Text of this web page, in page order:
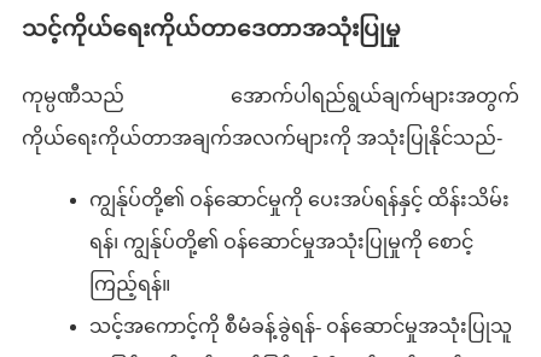
သင့်ကိုယ်ရေးကိုယ်တာဒေတာအသုံးပြုမှု
ကုမ္ပဏီသည် အောက်ပါရည်ရွယ်ချက်များအတွက်
ကိုယ်ရေးကိုယ်တာအချက်အလက်များကို အသုံးပြုနိုင်သည်-
ကျွန်ုပ်တို့၏ ဝန်ဆောင်မှုကို ပေးအပ်ရန်နှင့် ထိန်းသိမ်း
ရန်၊ ကျွန်ုပ်တို့၏ ဝန်ဆောင်မှုအသုံးပြုမှုကို စောင့်
ကြည့်ရန်။
သင့်အကောင့်ကို စီမံခန့်ခွဲရန်- ဝန်ဆောင်မှုအသုံးပြုသူ